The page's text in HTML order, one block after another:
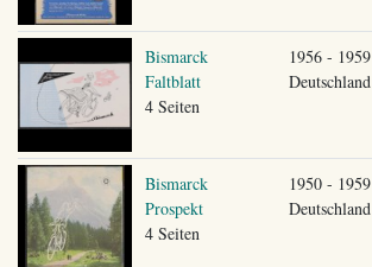
Bismarck
Faltblatt
4 Seiten
1956 - 1959
Deutschland
Bismarck
Prospekt
4 Seiten
1950 - 1959
Deutschland